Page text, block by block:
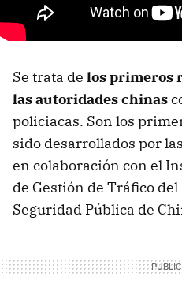
Se trata de los primeros
las autoridades chinas
policiacas. Son los
sido desarrollados por
en colaboración con el
de Gestión de Tráfico
Seguridad Pública de